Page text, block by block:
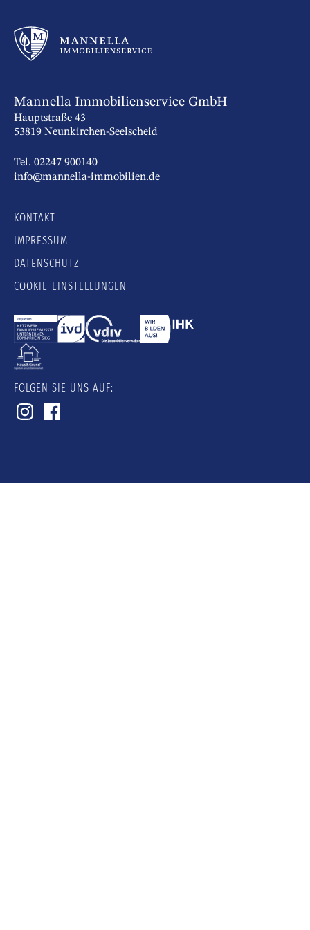
Mannella Immobilienservice GmbH
Hauptstraße 43
53819 Neunkirchen-Seelscheid
Tel. 02247 900140
info@mannella-immobilien.de
KONTAKT
IMPRESSUM
DATENSCHUTZ
COOKIE-EINSTELLUNGEN
FOLGEN SIE UNS AUF: